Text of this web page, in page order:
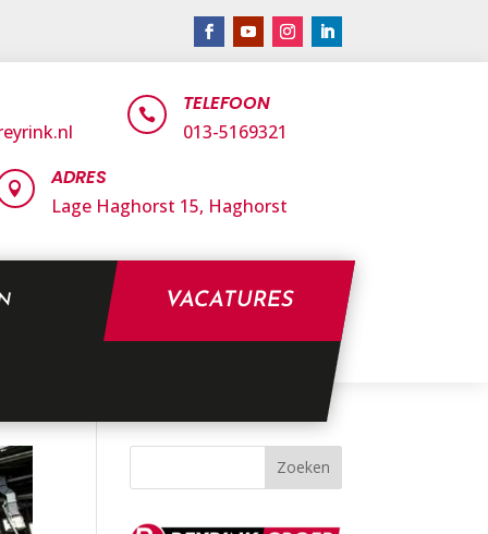
 TELEFOON
013-5169321
 ADRES
Lage Haghorst 15, Haghorst
VACATURES